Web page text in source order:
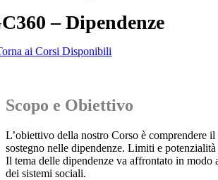
– Dipendenze
ai Corsi Disponibili
Scopo e Obiettivo
L’obiettivo della nostro Corso è comprendere
sostegno nelle dipendenze. Limiti e
Il tema delle dipendenze va affrontato in
dei sistemi sociali.